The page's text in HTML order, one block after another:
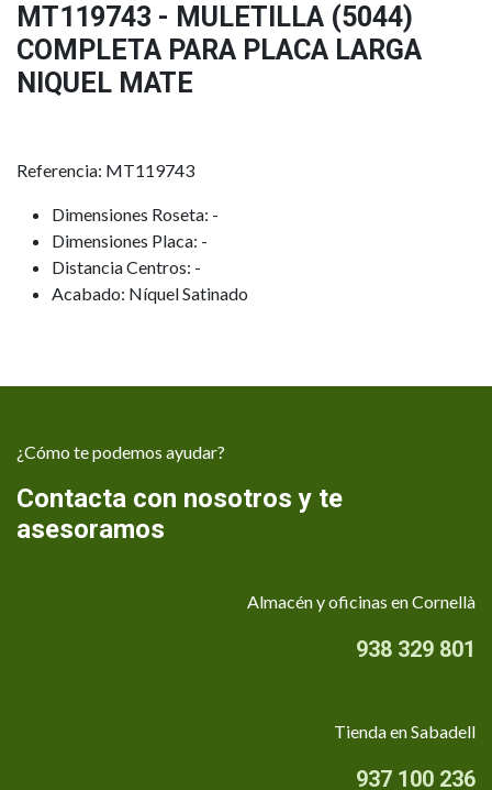
MT119743 - MULETILLA (5044)
COMPLETA PARA PLACA LARGA
NIQUEL MATE
Referencia: MT119743
Dimensiones Roseta: -
Dimensiones Placa: -
Distancia Centros: -
Acabado: Níquel Satinado
¿Cómo te podemos ayudar?
Contacta con nosotros y te
asesoramos
Almacén y oficinas en Cornellà
938 329 801
Tienda en Sabadell
937 100 236